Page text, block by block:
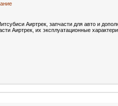
Аиртрек, запчасти для авто и
Аиртрек, их эксплуатационные